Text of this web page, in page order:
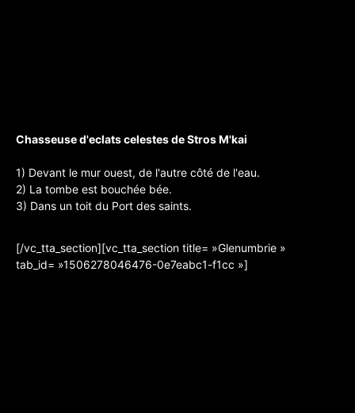
Chasseuse d'eclats celestes de Stros M'kai
1) Devant le mur ouest, de l'autre côté de l'eau.
2) La tombe est bouchée bée.
3) Dans un toit du Port des saints.
[/vc_tta_section][vc_tta_section title= »Glenumbrie »
tab_id= »1506278046476-0e7eabc1-f1cc »]